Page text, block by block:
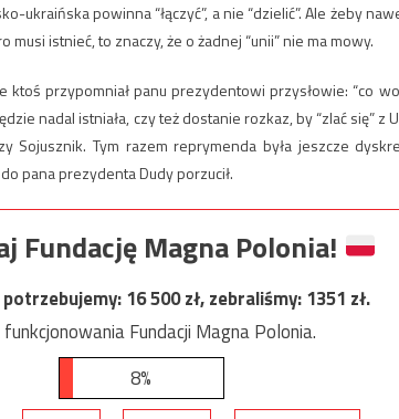
ukraińska powinna “łączyć”, a nie “dzielić”. Ale żeby
istnieć, to znaczy, że o żadnej “unii” nie ma mowy.
ktoś przypomniał panu prezydentowi przysłowie: “co
nadal istniała, czy też dostanie rozkaz, by “zlać się” z
Sojusznik. Tym razem reprymenda była jeszcze
pana prezydenta Dudy porzucił.
Fundację Magna Polonia!
16 500zł, zebraliśmy:1351 zł.
Fundacji Magna Polonia.
8%